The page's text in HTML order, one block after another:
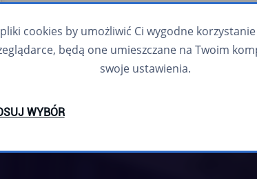
cookies by umożliwić Ci wygodne
będą one umieszczane na Twoim
swoje ustawienia.
WYBÓR